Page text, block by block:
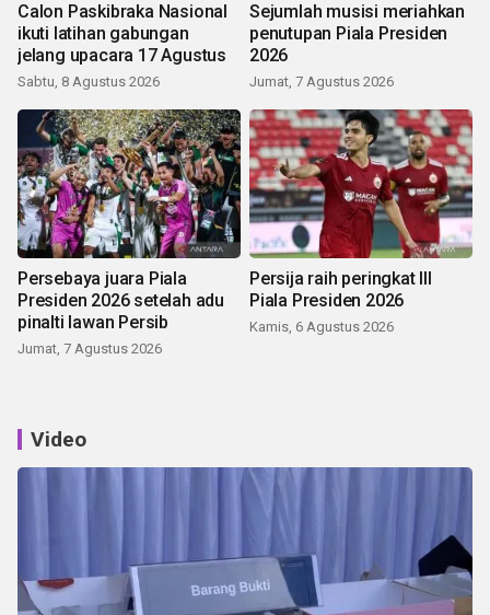
Calon Paskibraka Nasional
ikuti latihan gabungan
jelang upacara 17 Agustus
Sabtu, 8 Agustus 2026
Sejumlah musisi meriahkan
penutupan Piala Presiden
2026
Jumat, 7 Agustus 2026
Persebaya juara Piala
Presiden 2026 setelah adu
pinalti lawan Persib
Jumat, 7 Agustus 2026
Persija raih peringkat III
Piala Presiden 2026
Kamis, 6 Agustus 2026
Video